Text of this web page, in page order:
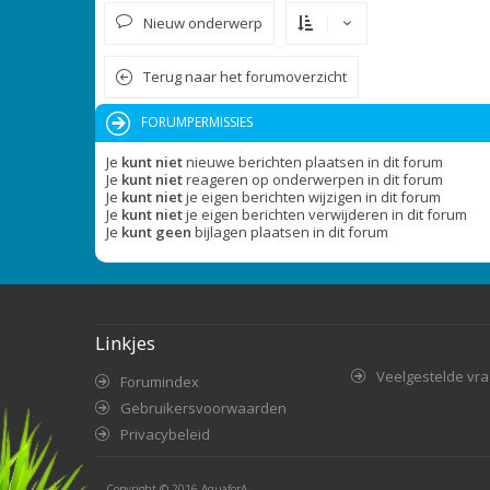
Nieuw onderwerp
Terug naar het forumoverzicht
FORUMPERMISSIES
Je kunt nietnieuwe berichten plaatsen in dit forum
Je kunt nietreageren op onderwerpen in dit forum
Je kunt nietje eigen berichten wijzigen in dit forum
Je kunt nietje eigen berichten verwijderen in dit forum
Je kunt geen bijlagen plaatsen in dit forum
Linkjes
Forumindex
Gebruikersvoorwaarden
Privacybeleid
Veelgestelde